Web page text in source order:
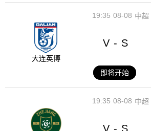
08-08
19:35 中超
大连英博
V - S
即将开始
08-08
19:35 中超
V - S